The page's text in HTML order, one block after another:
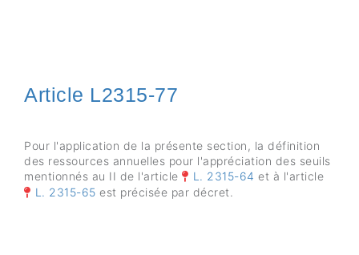
Article L2315-77
Pour l'application de la présente section, la définition
des ressources annuelles pour l'appréciation des seuils
mentionnés au II de l'article
L. 2315-64 et à l'article
L. 2315-65 est précisée par décret.